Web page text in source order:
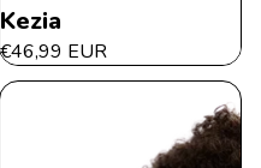
Kezia
€46,99 EUR